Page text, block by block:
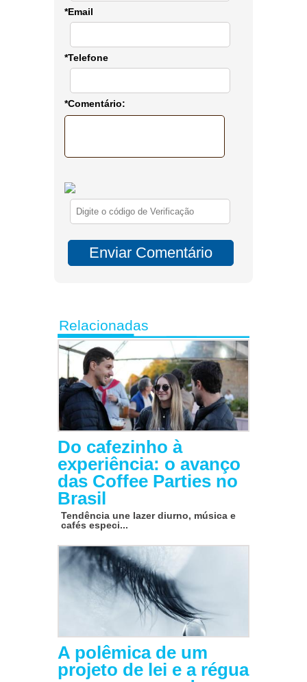
*Email
*Telefone
*Comentário:
Relacionadas
Do cafezinho à
experiência: o avanço
das Coffee Parties no
Brasil
Tendência une lazer diurno, música e
cafés especi...
A polêmica de um
projeto de lei e a régua